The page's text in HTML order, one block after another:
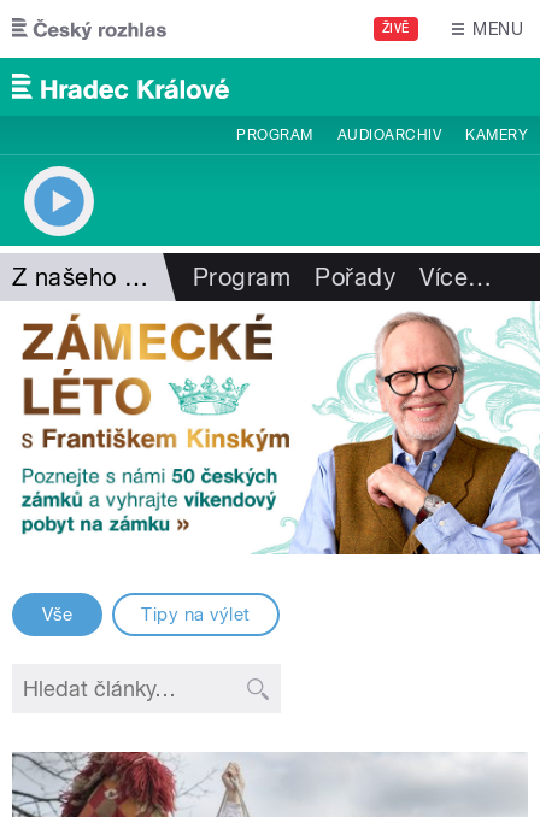
Přejít k hlavnímu obsahu
ŽIVĚ MENU
PROGRAM AUDIOARCHIV KAMERY
Z našeho vysílání Program Pořady Více…
Vše Tipy na výlet